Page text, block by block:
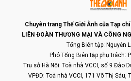
Giải chạy SNP Run As One
2.000 vận động viên từ